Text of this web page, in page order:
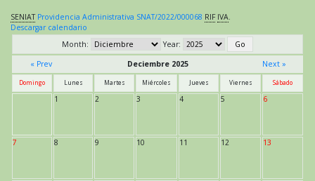
SENIAT Providencia Administrativa SNAT/2022/000068 RIF IVA.
Descargar calendario
Month:
Year:
« Prev
Deciembre 2025 Next »
Domingo Lunes Martes Miércoles Jueves Viernes Sábado
1 2 3 4 5 6
7 8 9 10 11 12 13